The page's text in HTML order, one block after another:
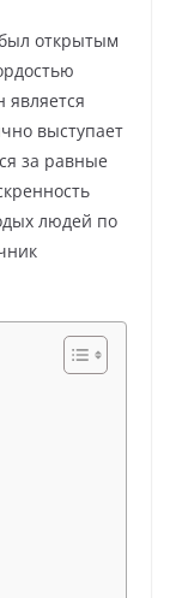
открытым
является
выступает
за равные
людей по